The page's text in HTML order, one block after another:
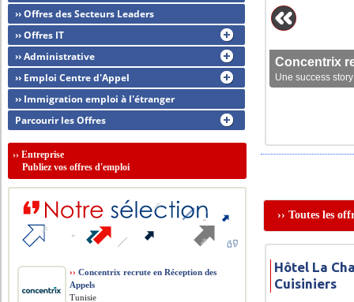
Concentrix
Une success
›› Toutes les
Hôtel La
Cuisiniers
›› Offres des Secteurs Leaders
›› Offres IT
›› Administrative
›› Emploi Centre d'Appel
›› Immigration emploi à l'étranger
Parcourir les Offres
››Entreprise
Publiez vos offres d'emploi
›› Concentrix recrute en Réception des
Appels
Tunisie